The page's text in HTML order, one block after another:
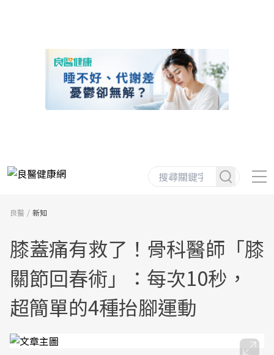
良醫 新知
膝蓋痛有救了！骨科醫師「膝
關節回春術」：每次10秒，
超簡單的4種抬腳運動